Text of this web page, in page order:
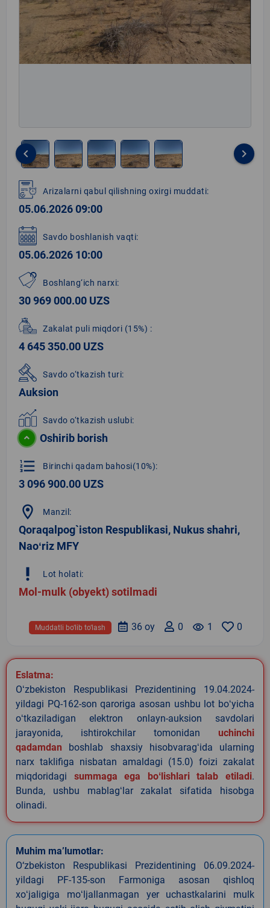
1
of
5
keyboard_arrow_left keyboard_arrow_right
Arizalarni qabul qilishning oxirgi muddati:
05.06.2026 09:00
Savdo boshlanish vaqti:
05.06.2026 10:00
Boshlang‘ich narxi:
30 969 000.00 UZS
Zakalat puli miqdori (15%) :
4 645 350.00 UZS
Savdo o‘tkazish turi:
Auksion
Savdo o‘tkazish uslubi:
Oshirib borish
format_list_numbered Birinchi qadam bahosi(10%):
3 096 900.00 UZS
location_on Manzil:
Qoraqalpog`iston Respublikasi, Nukus shahri,
Naoʻriz MFY
priority_high Lot holati:
Mol-mulk (obyekt) sotilmadi
0
remove_red_eye 1
0
36 oy
Muddatli bo‘lib to‘lash
Eslatma:
Oʻzbekiston Respublikasi Prezidentining 19.04.2024-
yildagi PQ-162-son qaroriga asosan ushbu lot boʻyicha
oʻtkaziladigan elektron onlayn-auksion savdolari
jarayonida, ishtirokchilar tomonidan uchinchi
qadamdan boshlab shaxsiy hisobvaragʻida ularning
narx taklifiga nisbatan amaldagi (15.0) foizi zakalat
miqdoridagi summaga ega boʻlishlari talab etiladi.
Bunda, ushbu mablagʻlar zakalat sifatida hisobga
olinadi.
Muhim ma’lumotlar:
O‘zbekiston Respublikasi Prezidentining 06.09.2024-
yildagi PF-135-son Farmoniga asosan qishloq
xoʻjaligiga moʻljallanmagan yer uchastkalarini mulk